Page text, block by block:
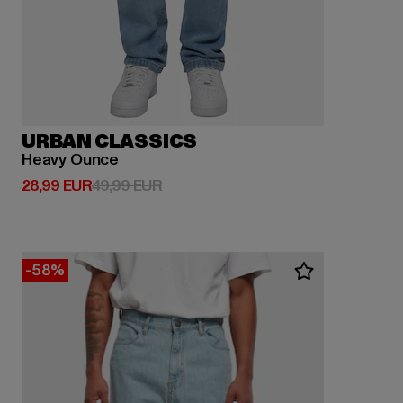
URBAN CLASSICS
Heavy Ounce
28,99 EUR
Derzeitiger Preis: 28,99 EUR
49,99 EURAktionspreis: 49,99 EUR
-58%